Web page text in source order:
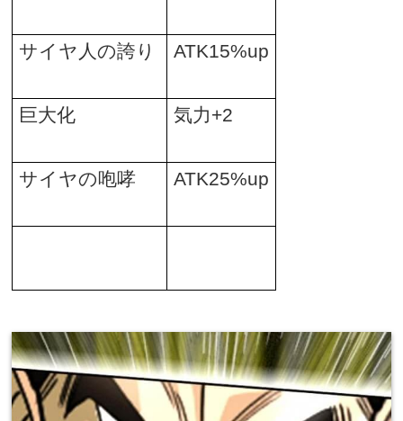
サイヤ人の誇り ATK15%up
巨大化 気力+2
サイヤの咆哮 ATK25%up